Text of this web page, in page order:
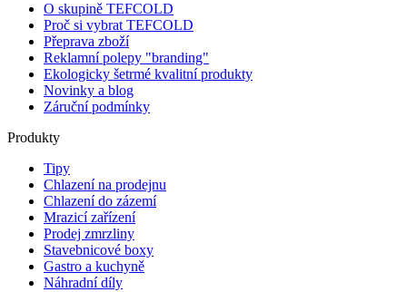
O skupině TEFCOLD
Proč si vybrat TEFCOLD
Přeprava zboží
Reklamní polepy "branding"
Ekologicky šetrmé kvalitní produkty
Novinky a blog
Záruční podmínky
Produkty
Tipy
Chlazení na prodejnu
Chlazení do zázemí
Mrazicí zařízení
Prodej zmrzliny
Stavebnicové boxy
Gastro a kuchyně
Náhradní díly